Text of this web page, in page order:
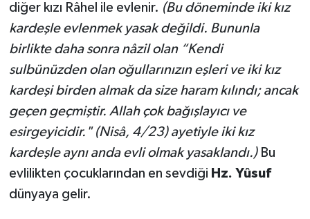
diğer kızı Râhel ile evlenir. (Bu döneminde iki kız
kardeşle evlenmek yasak değildi. Bununla
birlikte daha sonra nâzil olan “Kendi
sulbünüzden olan oğullarınızın eşleri ve iki kız
kardeşi birden almak da size haram kılındı; ancak
geçen geçmiştir. Allah çok bağışlayıcı ve
esirgeyicidir." (Nisâ, 4/23) ayetiyle iki kız
kardeşle aynı anda evli olmak yasaklandı.)Bu
evlilikten çocuklarından en sevdiği Hz. Yûsuf
dünyaya gelir.